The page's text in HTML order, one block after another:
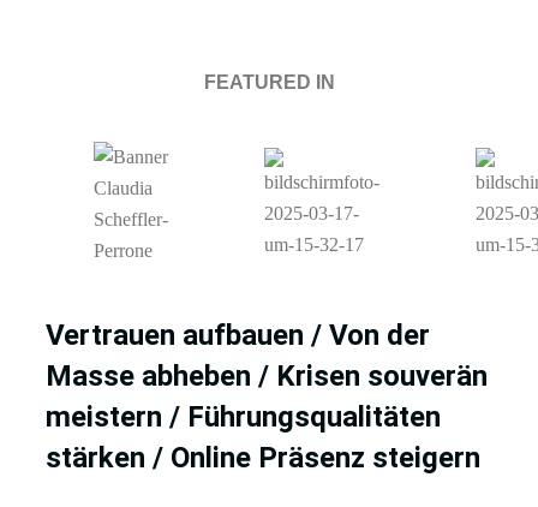
FEATURED IN
Vertrauen aufbauen / Von der
Masse abheben / Krisen souverän
meistern / Führungsqualitäten
stärken / Online Präsenz steigern